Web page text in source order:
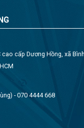
cấp Dương Hồng, xã
- 070 4444 668